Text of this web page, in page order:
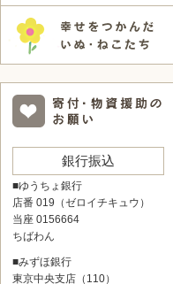
銀行振込
■ゆうちょ銀行
店番 019（ゼロイチキュウ）
当座 0156664
ちばわん
■みずほ銀行
東京中央支店（110）